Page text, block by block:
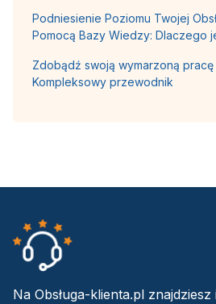
Podniesienie Poziomu Twojej
Pomocą Bazy Wiedzy: Dlaczego
Zdobądź swoją wymarzoną pracę
Kompleksowy przewodnik
Na Obsługa-klienta.pl